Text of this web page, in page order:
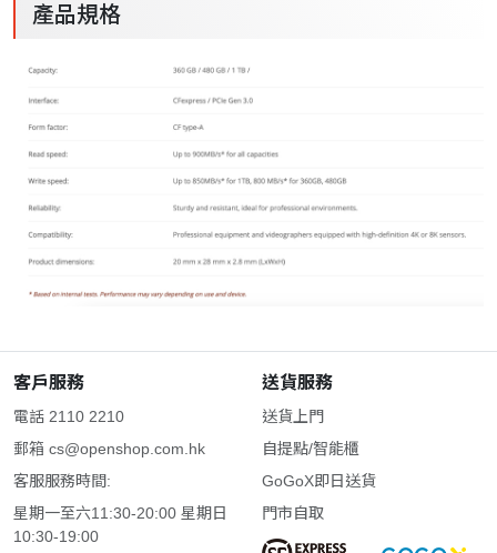
產品規格
客戶服務
電話 2110 2210
郵箱 cs@openshop.com.hk
客服服務時間:
星期一至六11:30-20:00 星期日
10:30-19:00
送貨服務
送貨上門
自提點/智能櫃
GoGoX即日送貨
門市自取